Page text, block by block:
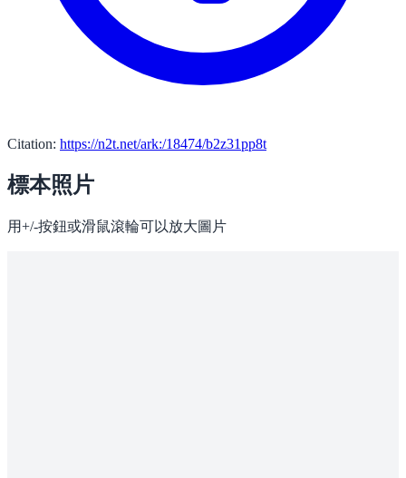
Citation: https://n2t.net/ark:/18474/b2z31pp8t
標本照片
用+/-按鈕或滑鼠滾輪可以放大圖片